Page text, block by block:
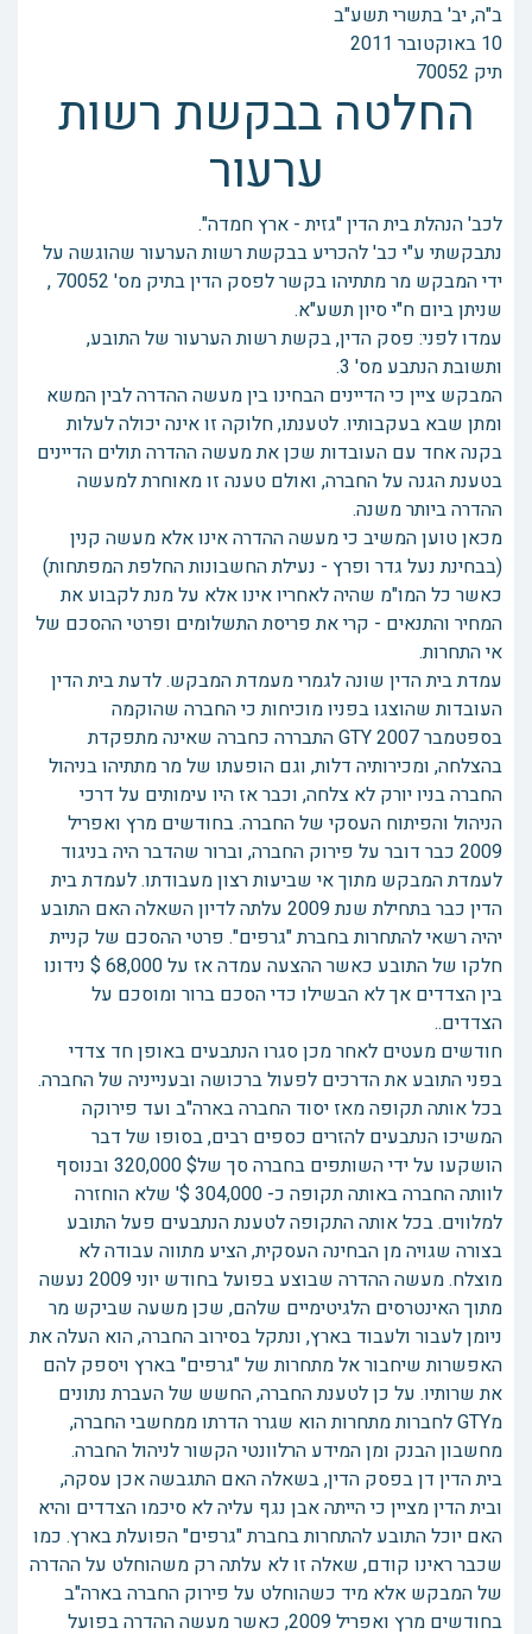
ב"ה, יב' בתשרי תשע"ב
10 באוקטובר 2011
תיק 70052
החלטה בבקשת רשות
ערעור
לכב' הנהלת בית הדין "גזית - ארץ חמדה".
נתבקשתי ע"י כב' להכריע בבקשת רשות הערעור שהוגשה על
ידי המבקש מר מתתיהו בקשר לפסק הדין בתיק מס' 70052 ,
שניתן ביום ח"י סיון תשע"א.
עמדו לפני: פסק הדין, בקשת רשות הערעור של התובע,
ותשובת הנתבע מס' 3.
המבקש ציין כי הדיינים הבחינו בין מעשה ההדרה לבין המשא
ומתן שבא בעקבותיו. לטענתו, חלוקה זו אינה יכולה לעלות
בקנה אחד עם העובדות שכן את מעשה ההדרה תולים הדיינים
בטענת הגנה על החברה, ואולם טענה זו מאוחרת למעשה
ההדרה ביותר משנה.
מכאן טוען המשיב כי מעשה ההדרה אינו אלא מעשה קנין
(בבחינת נעל גדר ופרץ - נעילת החשבונות החלפת המפתחות)
כאשר כל המו"מ שהיה לאחריו אינו אלא על מנת לקבוע את
המחיר והתנאים - קרי את פריסת התשלומים ופרטי ההסכם של
אי התחרות.
עמדת בית הדין שונה לגמרי מעמדת המבקש. לדעת בית הדין
העובדות שהוצגו בפניו מוכיחות כי החברה שהוקמה
בספטמבר 2007 GTY התבררה כחברה שאינה מתפקדת
בהצלחה, ומכירותיה דלות, וגם הופעתו של מר מתתיהו בניהול
החברה בניו יורק לא צלחה, וכבר אז היו עימותים על דרכי
הניהול והפיתוח העסקי של החברה. בחודשים מרץ ואפריל
2009 כבר דובר על פירוק החברה, וברור שהדבר היה בניגוד
לעמדת המבקש מתוך אי שביעות רצון מעבודתו. לעמדת בית
הדין כבר בתחילת שנת 2009 עלתה לדיון השאלה האם התובע
יהיה רשאי להתחרות בחברת "גרפים". פרטי ההסכם של קניית
חלקו של התובע כאשר ההצעה עמדה אז על 68,000 $ נידונו
בין הצדדים אך לא הבשילו כדי הסכם ברור ומוסכם על
הצדדים..
חודשים מעטים לאחר מכן סגרו הנתבעים באופן חד צדדי
בפני התובע את הדרכים לפעול ברכושה ובענייניה של החברה.
בכל אותה תקופה מאז יסוד החברה בארה"ב ועד פירוקה
המשיכו הנתבעים להזרים כספים רבים, בסופו של דבר
הושקעו על ידי השותפים בחברה סך של$ 320,000 ובנוסף
לוותה החברה באותה תקופה כ- 304,000 $' שלא הוחזרה
למלווים. בכל אותה התקופה לטענת הנתבעים פעל התובע
בצורה שגויה מן הבחינה העסקית, הציע מתווה עבודה לא
מוצלח. מעשה ההדרה שבוצע בפועל בחודש יוני 2009 נעשה
מתוך האינטרסים הלגיטימיים שלהם, שכן משעה שביקש מר
ניומן לעבור ולעבוד בארץ, ונתקל בסירוב החברה, הוא העלה את
האפשרות שיחבור אל מתחרות של "גרפים" בארץ ויספק להם
את שרותיו. על כן לטענת החברה, החשש של העברת נתונים
מGTY לחברות מתחרות הוא שגרר הדרתו ממחשבי החברה,
מחשבון הבנק ומן המידע הרלוונטי הקשור לניהול החברה.
בית הדין דן בפסק הדין, בשאלה האם התגבשה אכן עסקה,
ובית הדין מציין כי הייתה אבן נגף עליה לא סיכמו הצדדים והיא
האם יוכל התובע להתחרות בחברת "גרפים" הפועלת בארץ. כמו
שכבר ראינו קודם, שאלה זו לא עלתה רק משהוחלט על ההדרה
של המבקש אלא מיד כשהוחלט על פירוק החברה בארה"ב
בחודשים מרץ ואפריל 2009, כאשר מעשה ההדרה בפועל